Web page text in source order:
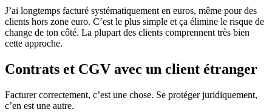
J’ai longtemps facturé systématiquement en euros, même pour des
clients hors zone euro. C’est le plus simple et ça élimine le risque de
change de ton côté. La plupart des clients comprennent très bien
cette approche.
Contrats et CGV avec un client étranger
Facturer correctement, c’est une chose. Se protéger juridiquement,
c’en est une autre.